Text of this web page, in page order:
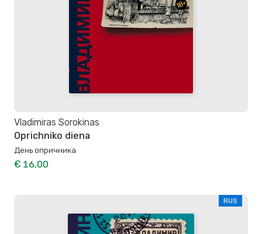
Vladimiras Sorokinas
Oprichniko diena
День опричника
€ 16,00
RUS